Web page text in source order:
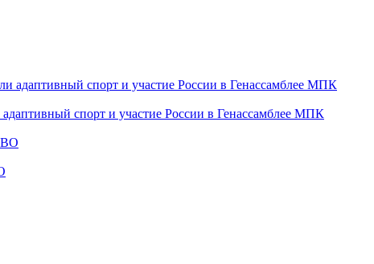
спорт и участие России в Генассамблее МПК